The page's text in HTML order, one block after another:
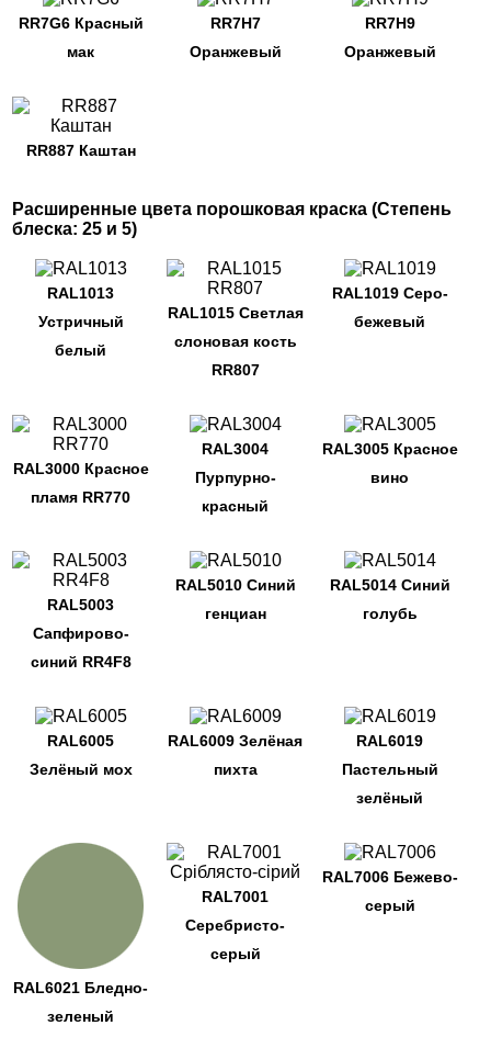
RR7G6 Красный
мак
RR7H7
Оранжевый
RR7H9
Оранжевый
RR887 Каштан
Расширенные цвета порошковая краска (Степень
блеска: 25 и 5)
RAL1013
Устричный
белый
RAL1015 Светлая
слоновая кость
RR807
RAL1019 Серо-
бежевый
RAL3000 Красное
пламя RR770
RAL3004
Пурпурно-
красный
RAL3005 Красное
вино
RAL5003
Сапфирово-
синий RR4F8
RAL5010 Синий
генциан
RAL5014 Синий
голубь
RAL6005
Зелёный мох
RAL6009 Зелёная
пихта
RAL6019
Пастельный
зелёный
RAL6021 Бледно-
зеленый
RAL7001
Серебристо-
серый
RAL7006 Бежево-
серый